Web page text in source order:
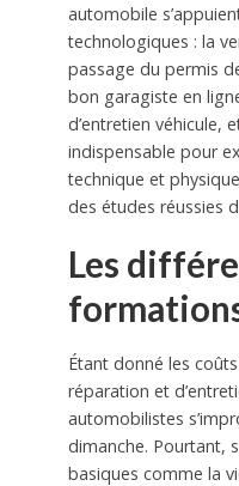
automobile
technologiques : la
passage du permis
bon garagiste en
d’entretien véhicule,
indispensable pour
technique et
des études réussies
Les
Étant donné les
réparation et
automobilistes
dimanche. Pourtant,
basiques comme la